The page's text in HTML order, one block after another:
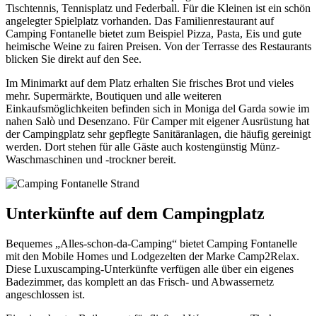
Tischtennis, Tennisplatz und Federball. Für die Kleinen ist ein schön
angelegter Spielplatz vorhanden. Das Familienrestaurant auf
Camping Fontanelle bietet zum Beispiel Pizza, Pasta, Eis und gute
heimische Weine zu fairen Preisen. Von der Terrasse des Restaurants
blicken Sie direkt auf den See.
Im Minimarkt auf dem Platz erhalten Sie frisches Brot und vieles
mehr. Supermärkte, Boutiquen und alle weiteren
Einkaufsmöglichkeiten befinden sich in Moniga del Garda sowie im
nahen Salò und Desenzano. Für Camper mit eigener Ausrüstung hat
der Campingplatz sehr gepflegte Sanitäranlagen, die häufig gereinigt
werden. Dort stehen für alle Gäste auch kostengünstig Münz-
Waschmaschinen und -trockner bereit.
Unterkünfte auf dem Campingplatz
Bequemes „Alles-schon-da-Camping“ bietet Camping Fontanelle
mit den Mobile Homes und Lodgezelten der Marke Camp2Relax.
Diese Luxuscamping-Unterkünfte verfügen alle über ein eigenes
Badezimmer, das komplett an das Frisch- und Abwassernetz
angeschlossen ist.